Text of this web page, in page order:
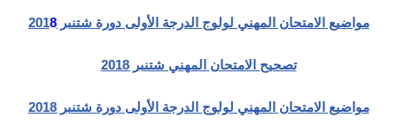
مواضيع الامتحان المهني لولوج الدرجة الأولى دورة شتنبر 2018
تصحيح الامتحان المهني شتنبر 2018
مواضيع الامتحان المهني لولوج الدرجة الأولى دورة شتنبر 2018